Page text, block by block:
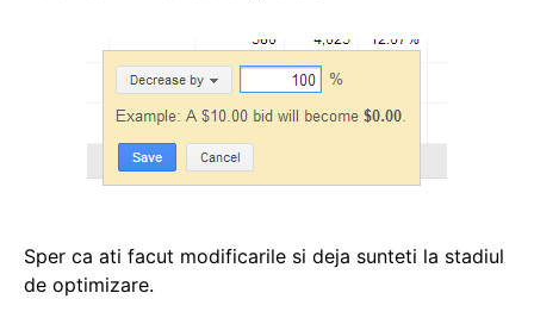
Sper ca ati facut modificarile si deja sunteti la stadiul
de optimizare.